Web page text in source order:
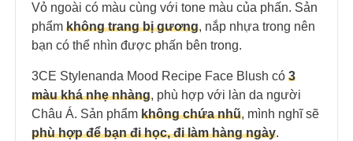
Vỏ ngoài có màu cùng với tone màu của phấn. Sản
phẩm không trang bị gương, nắp nhựa trong nên
bạn có thể nhìn được phấn bên trong.
3CE Stylenanda Mood Recipe Face Blush có 3
màu khá nhẹ nhàng, phù hợp với làn da người
Châu Á. Sản phẩm không chứa nhũ, mình nghĩ sẽ
phù hợp để bạn đi học, đi làm hàng ngày.